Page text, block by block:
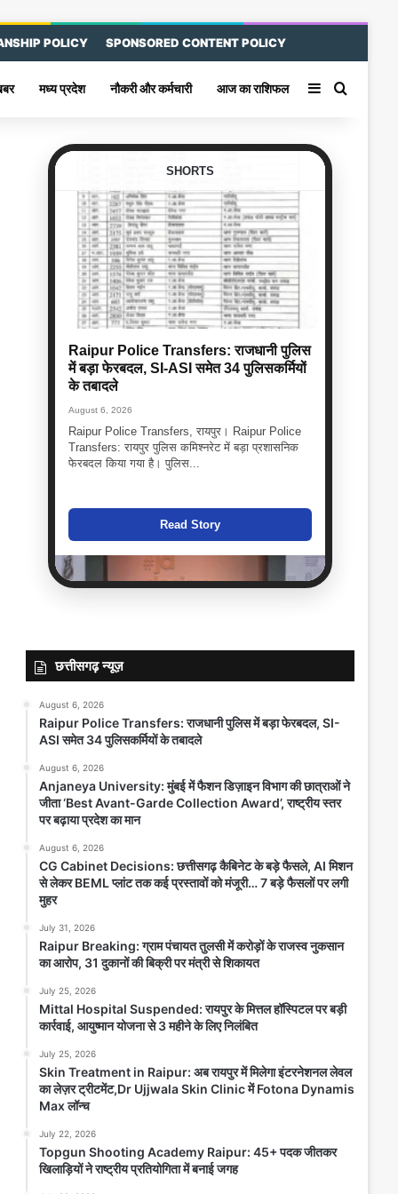
POLICY SPONSORED CONTENT POLICY
मध्य प्रदेश नौकरी और कर्मचारी आज का राशिफल Sidebar
SHORTS
Raipur Police Transfers: राजधानी पुलिस
में बड़ा फेरबदल, SI-ASI समेत 34 पुलिसकर्मियों
के तबादले
August 6, 2026
Raipur Police Transfers, रायपुर। Raipur Police
Transfers: रायपुर पुलिस कमिश्नरेट में बड़ा प्रशासनिक
फेरबदल किया गया है। पुलिस...
Read Story
डिज़ाइन विभाग की छात्राओं ने जीता ‘Best
Avant-Garde Collection Award’,
राष्ट्रीय स्तर पर बढ़ाया प्रदेश का मान
Anjaneya University रायपुर। आंजनेय विश्वविद्यालय के
फैशन डिज़ाइन विभाग की छात्राओं ने राष्ट्रीय स्तर पर अपनी
रचनात्मक प्रतिभा...
CG Cabinet Decisions: छत्तीसगढ़
कैबिनेट के बड़े फैसले, AI मिशन से लेकर
छत्तीसगढ़ न्यूज़
August 6, 2026
Raipur Police Transfers: राजधानी पुलिस में बड़ा फेरबदल, SI-
ASI समेत 34 पुलिसकर्मियों के तबादले
August 6, 2026
Anjaneya University: मुंबई में फैशन डिज़ाइन विभाग की छात्राओं ने
जीता ‘Best Avant-Garde Collection Award’, राष्ट्रीय स्तर
पर बढ़ाया प्रदेश का मान
August 6, 2026
CG Cabinet Decisions: छत्तीसगढ़ कैबिनेट के बड़े फैसले, AI मिशन
से लेकर BEML प्लांट तक कई प्रस्तावों को मंजूरी… 7 बड़े फैसलों पर लगी
मुहर
July 31, 2026
Raipur Breaking: ग्राम पंचायत तुलसी में करोड़ों के राजस्व नुकसान
का आरोप, 31 दुकानों की बिक्री पर मंत्री से शिकायत
July 25, 2026
Mittal Hospital Suspended: रायपुर के मित्तल हॉस्पिटल पर बड़ी
कार्रवाई, आयुष्मान योजना से 3 महीने के लिए निलंबित
July 25, 2026
Skin Treatment in Raipur: अब रायपुर में मिलेगा इंटरनेशनल लेवल
का लेज़र ट्रीटमेंट,Dr Ujjwala Skin Clinic में Fotona Dynamis
Max लॉन्च
July 22, 2026
Topgun Shooting Academy Raipur: 45+ पदक जीतकर
खिलाड़ियों ने राष्ट्रीय प्रतियोगिता में बनाई जगह